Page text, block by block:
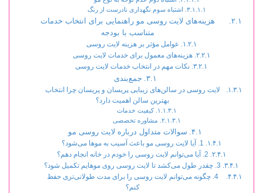
اشتباه سوم نگهداری نادرست از رنگ
هزینه‌های لایت روسی مو راهنمایی برای انتخاب خدمات
متناسب با بودجه
عوامل مؤثر بر هزینه لایت روسی
هزینه‌های معمول برای خدمات لایت روسی
نکات مهم در انتخاب خدمات لایت روسی
جمع‌بندی
لایت روسی در سالن‌های زیبایی پریسان و پریسان چرا انتخاب
بهترین سالن اهمیت دارد؟
کیفیت خدمات
مشاوره تخصصی
سوالات متداول درباره لایت روسی مو
1. آیا لایت روسی مو باعث آسیب به موها می‌شود؟
2. آیا می‌توانم لایت روسی را خودم در خانه انجام دهم؟
3. چقدر طول می‌کشد تا لایت روسی روی موهایم تکمیل شود؟
4. چگونه می‌توانم لایت روسی را برای مدت طولانی‌تری حفظ
کنم؟